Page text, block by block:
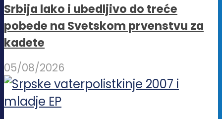
Srbija lako i ubedljivo do treće
pobede na Svetskom prvenstvu za
kadete
05/08/2026